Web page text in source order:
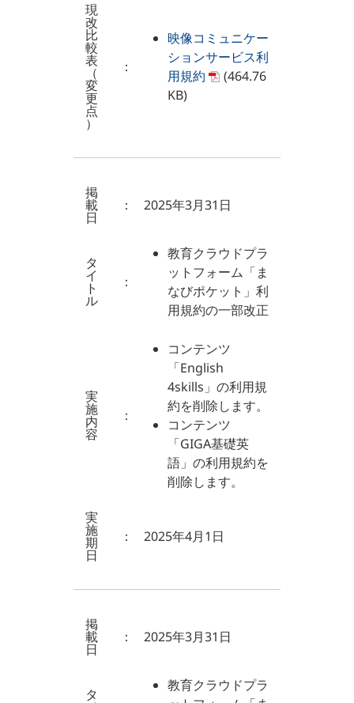
現
改
比
較
表
（
変
更
点
）
：
映像コミュニケー
ションサービス利
用規約
(464.76
KB)
掲
載
日
： 2025年3月31日
タ
イ
ト
ル
：
教育クラウドプラ
ットフォーム「ま
なびポケット」利
用規約の一部改正
実
施
内
容
：
コンテンツ
「English
4skills」の利用規
約を削除します。
コンテンツ
「GIGA基礎英
語」の利用規約を
削除します。
実
施
期
日
： 2025年4月1日
掲
載
日
： 2025年3月31日
タ
教育クラウドプラ